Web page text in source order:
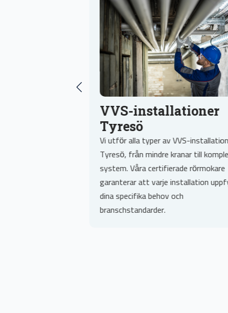
VVS-installationer
Vi utför alla typer av VVS-installationer i
Tyresö, från mindre kranar till komplexa
system. Våra certifierade rörmokare
garanterar att varje installation uppfyller
dina specifika behov och
branschstandarder.